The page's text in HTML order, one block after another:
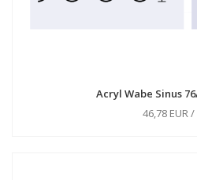
Acryl Wabe Sinus
46,78 EUR